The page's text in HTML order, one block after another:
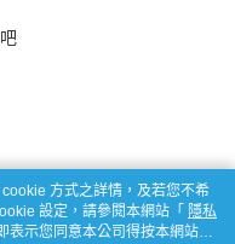
方式之詳情，及若您不希
設定，請參閱本網站「 隱私
表示您同意本公司得按本網站使